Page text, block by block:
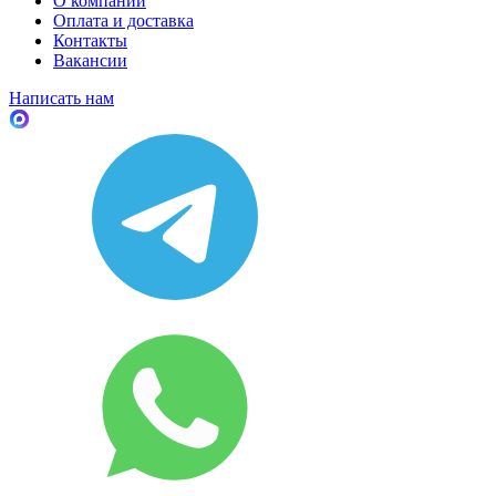
Оплата и доставка
Контакты
Вакансии
Написать нам